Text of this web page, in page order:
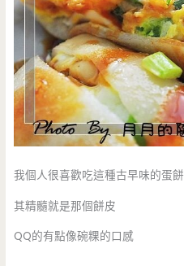
我個人很喜歡吃這種古早味的蛋餅
其精髓就是那個餅皮
QQ的有點像碗粿的口感